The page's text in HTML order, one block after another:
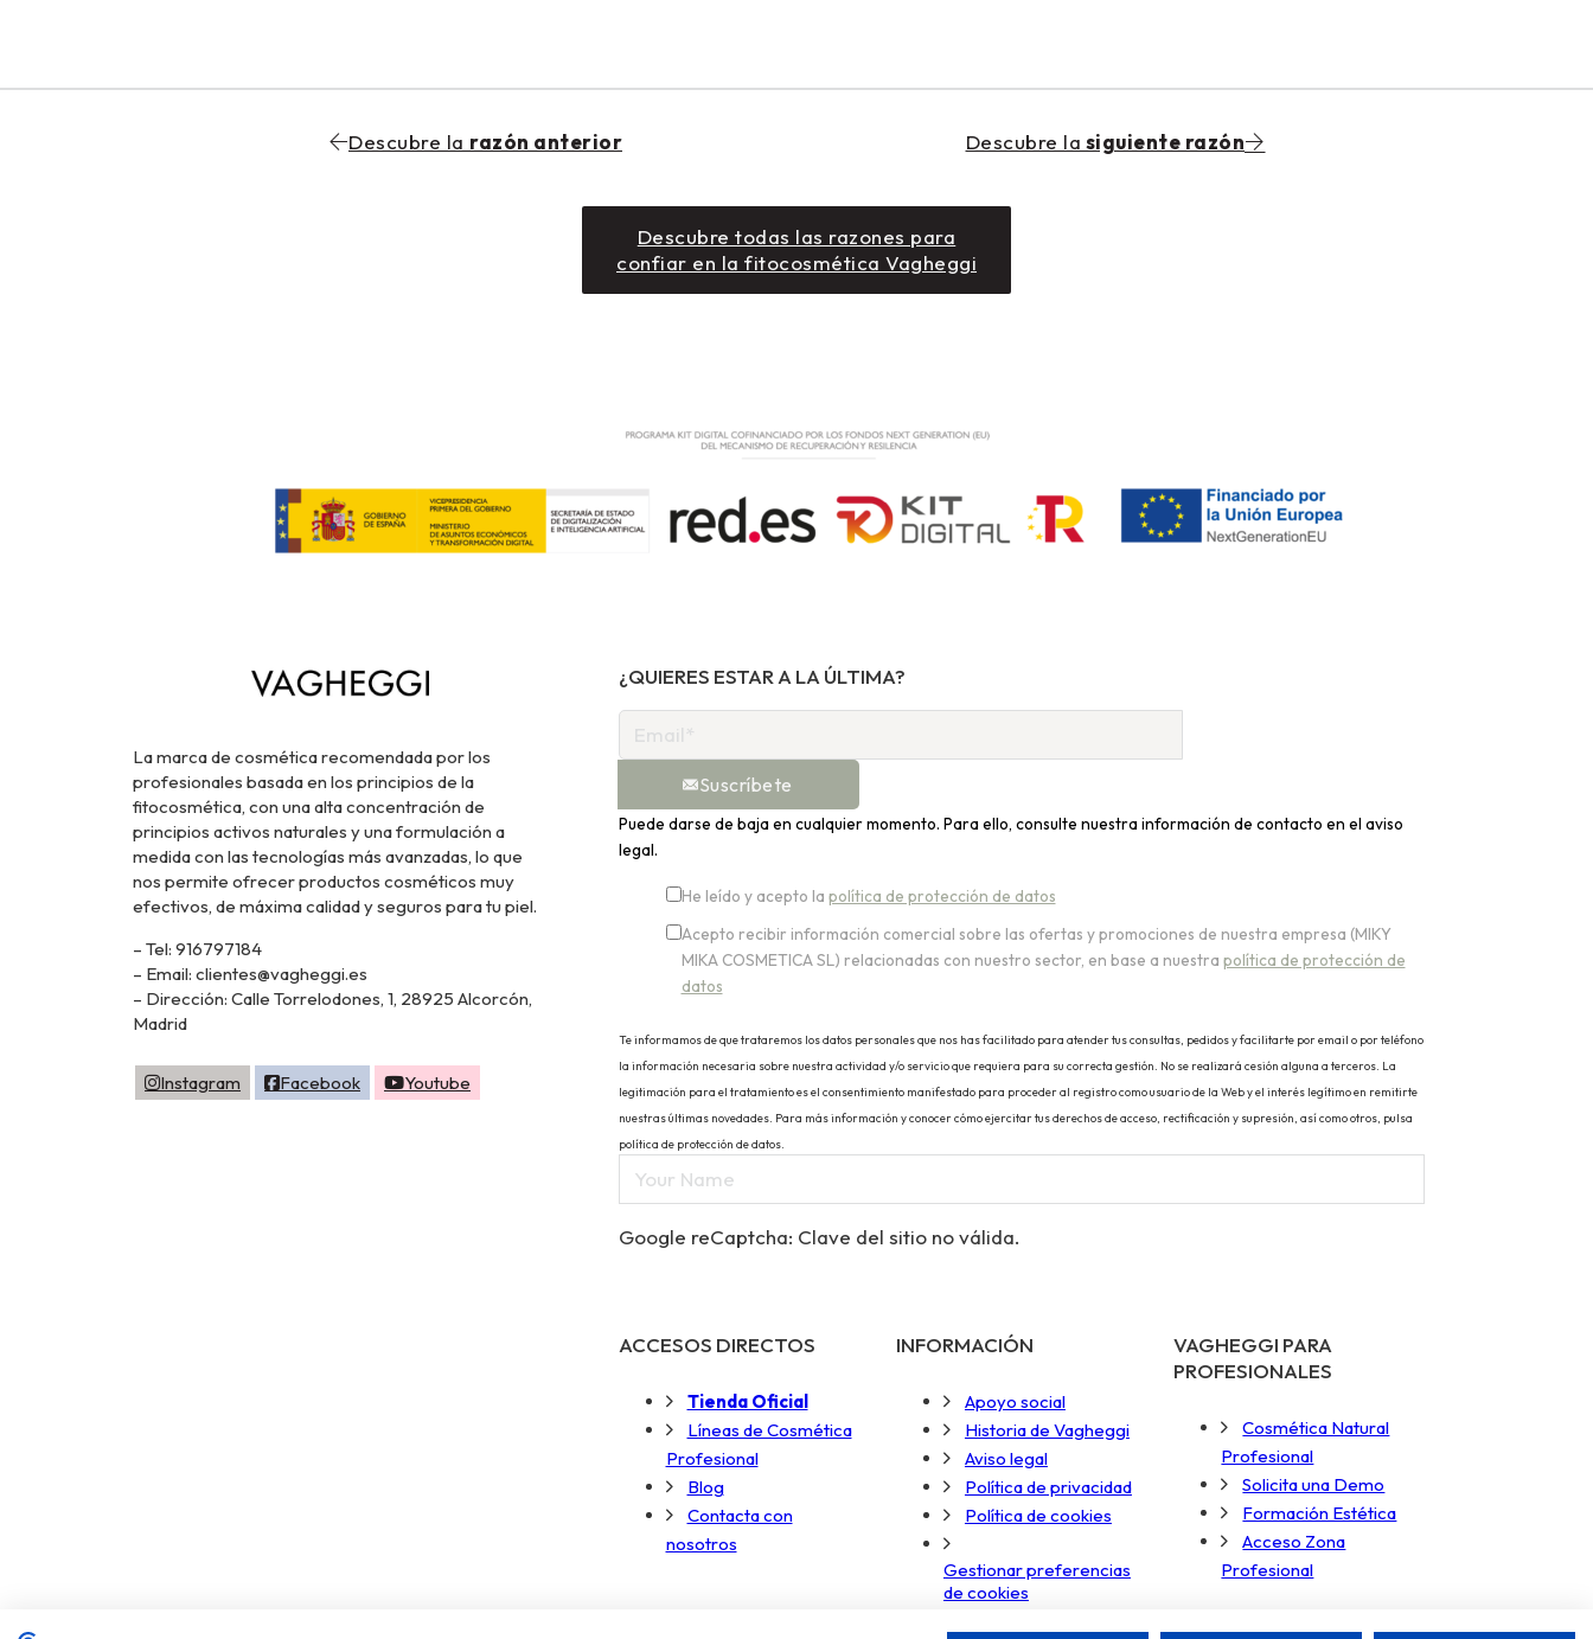
Descubre la razón anterior Descubre la siguiente razón
Descubre todas las razones para
confiar en la fitocosmética Vagheggi
La marca de cosmética recomendada por los
profesionales basada en los principios de la
fitocosmética, con una alta concentración de
principios activos naturales y una formulación a
medida con las tecnologías más avanzadas, lo que
nos permite ofrecer productos cosméticos muy
efectivos, de máxima calidad y seguros para tu piel.
– Tel: 916797184
– Email: clientes@vagheggi.es
– Dirección: Calle Torrelodones, 1, 28925 Alcorcón,
Madrid
Instagram Facebook Youtube
¿QUIERES ESTAR A LA ÚLTIMA?
Suscríbete
Puede darse de baja en cualquier momento. Para ello, consulte nuestra información de contacto en el aviso
legal.
He leído y acepto la política de protección de datos
Acepto recibir información comercial sobre las ofertas y promociones de nuestra empresa (MIKY
MIKA COSMETICA SL) relacionadas con nuestro sector, en base a nuestra política de protección de
datos
Te informamos de que trataremos los datos personales que nos has facilitado para atender tus consultas, pedidos y facilitarte por email o por teléfono
la información necesaria sobre nuestra actividad y/o servicio que requiera para su correcta gestión. No se realizará cesión alguna a terceros. La
legitimación para el tratamiento es el consentimiento manifestado para proceder al registro como usuario de la Web y el interés legítimo en remitirte
nuestras últimas novedades. Para más información y conocer cómo ejercitar tus derechos de acceso, rectificación y supresión, así como otros, pulsa
política de protección de datos.
Google reCaptcha: Clave del sitio no válida.
ACCESOS DIRECTOS
Tienda Oficial
Líneas de Cosmética
Profesional
Blog
Contacta con
nosotros
INFORMACIÓN
Apoyo social
Historia de Vagheggi
Aviso legal
Política de privacidad
Política de cookies
Gestionar preferencias
de cookies
VAGHEGGI PARA
PROFESIONALES
Cosmética Natural
Profesional
Solicita una Demo
Formación Estética
Acceso Zona
Profesional